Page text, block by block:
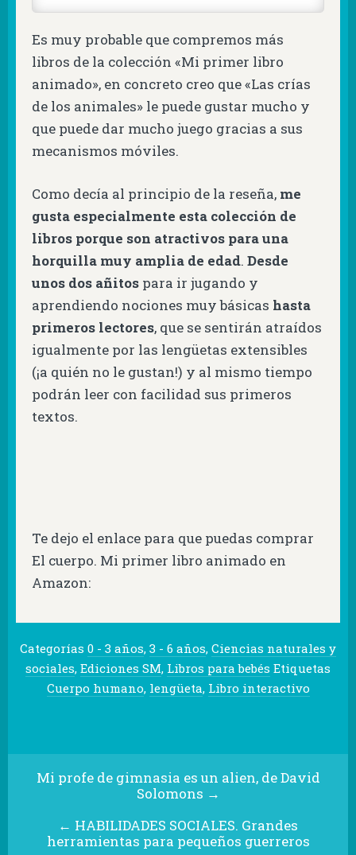
Es muy probable que compremos más
libros de la colección «Mi primer libro
animado», en concreto creo que «Las crías
de los animales» le puede gustar mucho y
que puede dar mucho juego gracias a sus
mecanismos móviles.
Como decía al principio de la reseña, me
gusta especialmente esta colección de
libros porque son atractivos para una
horquilla muy amplia de edad. Desde
unos dos añitos para ir jugando y
aprendiendo nociones muy básicas hasta
primeros lectores, que se sentirán atraídos
igualmente por las lengüetas extensibles
(¡a quién no le gustan!) y al mismo tiempo
podrán leer con facilidad sus primeros
textos.
Te dejo el enlace para que puedas comprar
El cuerpo. Mi primer libro animado en
Amazon:
Categorías 0 - 3 años, 3 - 6 años, Ciencias naturales y
sociales, Ediciones SM, Libros para bebés Etiquetas
Cuerpo humano, lengüeta, Libro interactivo
Mi profe de gimnasia es un alien, de David
Solomons →
← HABILIDADES SOCIALES. Grandes
herramientas para pequeños guerreros